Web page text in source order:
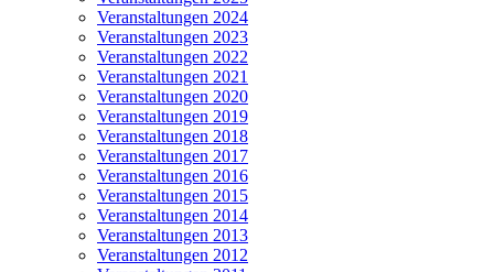
Veranstaltungen 2024
Veranstaltungen 2023
Veranstaltungen 2022
Veranstaltungen 2021
Veranstaltungen 2020
Veranstaltungen 2019
Veranstaltungen 2018
Veranstaltungen 2017
Veranstaltungen 2016
Veranstaltungen 2015
Veranstaltungen 2014
Veranstaltungen 2013
Veranstaltungen 2012